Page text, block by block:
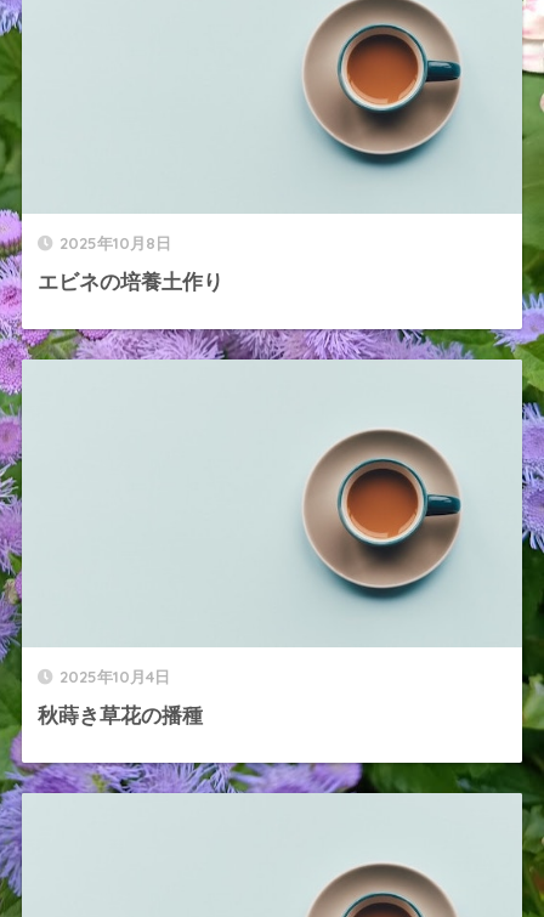
2025年10月8日
エビネの培養土作り
2025年10月4日
秋蒔き草花の播種